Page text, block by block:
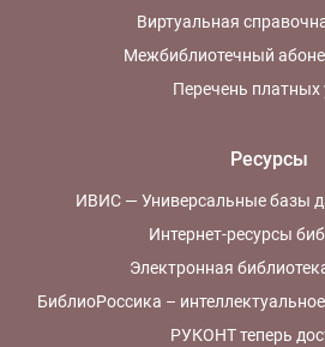
Виртуальная
Межбиблиотечный
Перечень платных
Ресурсы
ИВИС — Универсальные базы
Интернет-ресурсы
Электронная
БиблиоРоссика –
РУКОНТ теперь